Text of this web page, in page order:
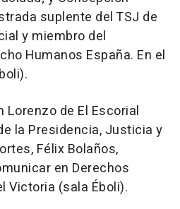
suplente del TSJ de
y miembro del
Humanos España. En el
Lorenzo de El Escorial
la Presidencia, Justicia y
Félix Bolaños,
en Derechos
Victoria (sala Éboli).